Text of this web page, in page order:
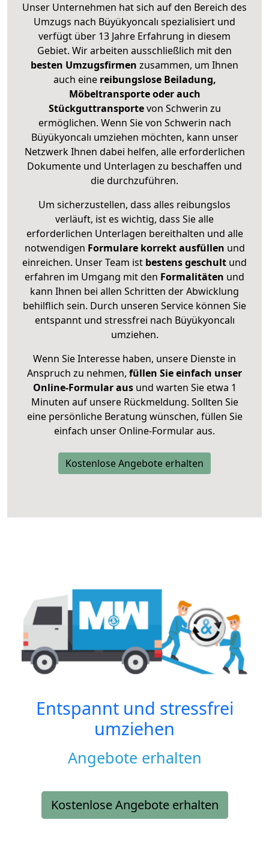
Unser Unternehmen hat sich auf den Bereich des
Umzugs nach Büyükyoncalı spezialisiert und
verfügt über 13 Jahre Erfahrung in diesem
Gebiet. Wir arbeiten ausschließlich mit den
besten Umzugsfirmen zusammen, um Ihnen
auch eine reibungslose Beiladung,
Möbeltransporte oder auch
Stückguttransportevon Schwerin zu
ermöglichen. Wenn Sie von Schwerin nach
Büyükyoncalı umziehen möchten, kann unser
Netzwerk Ihnen dabei helfen, alle erforderlichen
Dokumente und Unterlagen zu beschaffen und
die durchzuführen.
Um sicherzustellen, dass alles reibungslos
verläuft, ist es wichtig, dass Sie alle
erforderlichen Unterlagen bereithalten und alle
notwendigen Formulare korrekt ausfüllen und
einreichen. Unser Team ist bestens geschult und
erfahren im Umgang mit den Formalitäten und
kann Ihnen bei allen Schritten der Abwicklung
behilflich sein. Durch unseren Service können Sie
entspannt und stressfrei nach Büyükyoncalı
umziehen.
Wenn Sie Interesse haben, unsere Dienste in
Anspruch zu nehmen, füllen Sie einfach unser
Online-Formular ausund warten Sie etwa 1
Minuten auf unsere Rückmeldung. Sollten Sie
eine persönliche Beratung wünschen, füllen Sie
einfach unser Online-Formular aus.
Kostenlose Angebote erhalten
Entspannt und stressfrei
umziehen
Angebote erhalten
Kostenlose Angebote erhalten